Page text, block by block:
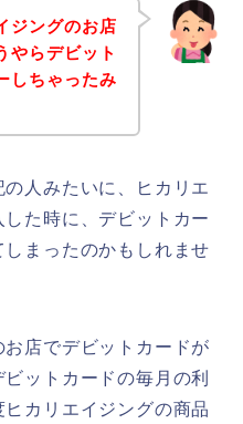
ジングのお店
やらデビット
しちゃったみ
人みたいに、ヒカリエ
た時に、デビットカー
しまったのかもしれませ
店でデビットカードが
ットカードの毎月の利
カリエイジングの商品